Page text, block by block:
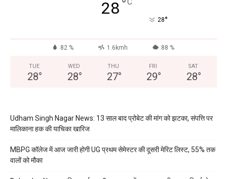
28°
28°
82 % 1.6kmh 88 %
TUE
28°
WED
28°
THU
27°
FRI
29°
SAT
28°
Udham Singh Nagar News: 13 साल बाद प्रोबेट की मांग को झटका, संपत्ति पर
मालिकाना हक की याचिका खारिज
MBPG कॉलेज में आज जारी होगी UG प्रथम सेमेस्टर की दूसरी मेरिट लिस्ट, 55% तक
वालों को मौका